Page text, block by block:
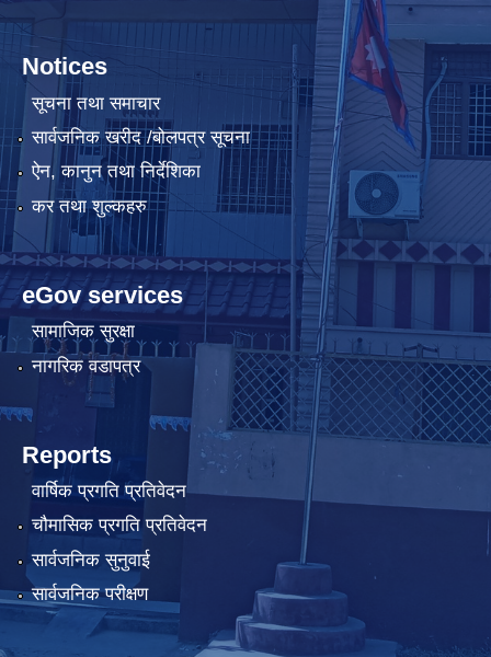
Notices
सूचना तथा समाचार
सार्वजनिक खरीद /बोलपत्र सूचना
ऐन, कानुन तथा निर्देशिका
कर तथा शुल्कहरु
eGov services
सामाजिक सुरक्षा
नागरिक वडापत्र
Reports
वार्षिक प्रगति प्रतिवेदन
चौमासिक प्रगति प्रतिवेदन
सार्वजनिक सुनुवाई
सार्वजनिक परीक्षण